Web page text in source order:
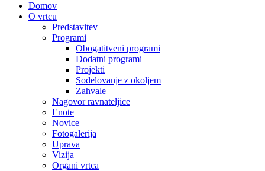
Domov
O vrtcu
Predstavitev
Programi
Obogatitveni programi
Dodatni programi
Projekti
Sodelovanje z okoljem
Zahvale
Nagovor ravnateljice
Enote
Novice
Fotogalerija
Uprava
Vizija
Organi vrtca